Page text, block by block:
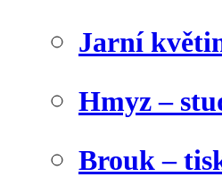
Jarní
Hmyz –
Brouk –